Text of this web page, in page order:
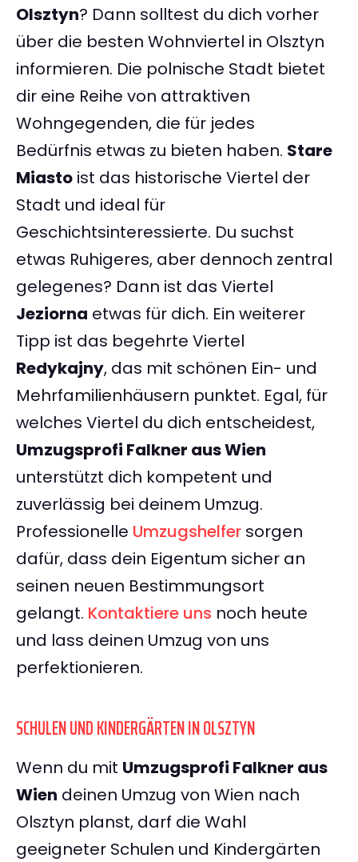
Olsztyn? Dann solltest du dich vorher
über die besten Wohnviertel in Olsztyn
informieren. Die polnische Stadt bietet
dir eine Reihe von attraktiven
Wohngegenden, die für jedes
Bedürfnis etwas zu bieten haben. Stare
Miasto ist das historische Viertel der
Stadt und ideal für
Geschichtsinteressierte. Du suchst
etwas Ruhigeres, aber dennoch zentral
gelegenes? Dann ist das Viertel
Jeziorna etwas für dich. Ein weiterer
Tipp ist das begehrte Viertel
Redykajny, das mit schönen Ein- und
Mehrfamilienhäusern punktet. Egal, für
welches Viertel du dich entscheidest,
Umzugsprofi Falkner aus Wien
unterstützt dich kompetent und
zuverlässig bei deinem Umzug.
Professionelle Umzugshelfer sorgen
dafür, dass dein Eigentum sicher an
seinen neuen Bestimmungsort
gelangt. Kontaktiere uns noch heute
und lass deinen Umzug von uns
perfektionieren.
SCHULEN UND KINDERGÄRTEN IN OLSZTYN
Wenn du mit Umzugsprofi Falkner aus
Wien deinen Umzug von Wien nach
Olsztyn planst, darf die Wahl
geeigneter Schulen und Kindergärten